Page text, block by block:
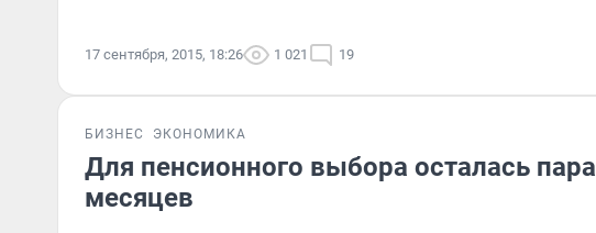
17 сентября, 2015, 18:26 1 021 19
БИЗНЕС ЭКОНОМИКА
Для пенсионного выбора осталась пара
месяцев